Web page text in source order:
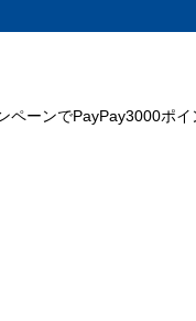
ペーンでPayPay3000ポ